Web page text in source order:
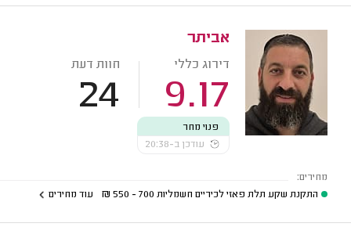
אביתר
דירוג כללי
9.17
חוות דעת
24
פנוי מחר
עודכן ב-20:38
מחירים:
התקנת שקע תלת פאזי לכיריים חשמליות 700 - 550
₪ עוד מחירים